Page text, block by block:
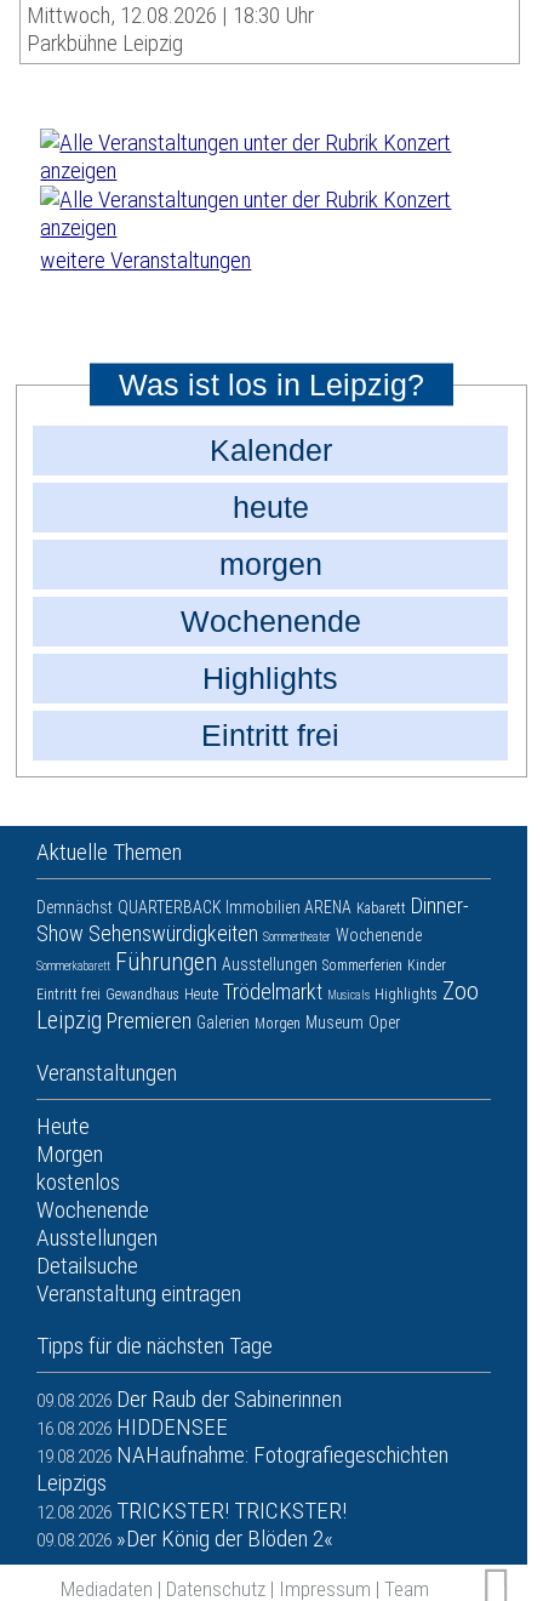
Mittwoch, 12.08.2026 | 18:30 Uhr
Parkbühne Leipzig
weitere Veranstaltungen
Was ist los in Leipzig?
Kalender
heute
morgen
Wochenende
Highlights
Eintritt frei
Aktuelle Themen
Demnächst QUARTERBACK Immobilien ARENA Kabarett Dinner-
Show Sehenswürdigkeiten Sommertheater Wochenende
Sommerkabarett Führungen Ausstellungen Sommerferien Kinder
Eintritt frei Gewandhaus Heute Trödelmarkt Musicals Highlights Zoo
Leipzig Premieren Galerien Morgen Museum Oper
Veranstaltungen
Heute
Morgen
kostenlos
Wochenende
Ausstellungen
Detailsuche
Veranstaltung eintragen
Tipps für die nächsten Tage
09.08.2026 Der Raub der Sabinerinnen
16.08.2026 HIDDENSEE
19.08.2026 NAHaufnahme: Fotografiegeschichten
Leipzigs
12.08.2026 TRICKSTER! TRICKSTER!
09.08.2026 »Der König der Blöden 2«
Mediadaten | Datenschutz | Impressum | Team